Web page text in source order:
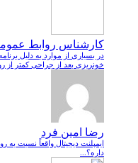
کارشناس روابط
در بسیاری از موارد به دلیل
خونریزی بعد از جراحی کمتر از
رضا امین فرد
ایمپلنت دیجیتال واقعاً نسبت به
داره؟...